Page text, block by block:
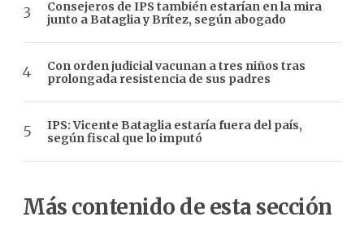
Consejeros de IPS también estarían en la mira
junto a Bataglia y Brítez, según abogado
Con orden judicial vacunan a tres niños tras
prolongada resistencia de sus padres
IPS: Vicente Bataglia estaría fuera del país,
según fiscal que lo imputó
Más contenido de esta sección